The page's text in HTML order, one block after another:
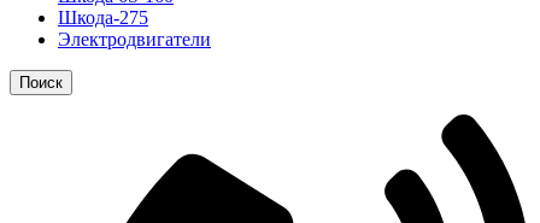
Шкода-275
Электродвигатели
Поиск